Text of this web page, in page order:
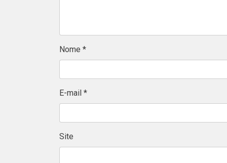
Nome *
E-mail *
Site